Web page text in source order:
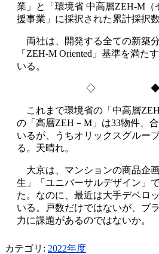
業」と「環境省 中高層ZEH-M（
援事業」に採択された累計採択
両社は、開発する全ての新築
「ZEH-M Oriented」基準を満た
いる。
◇
これまで環境省の「中高層
の「高層ZEH－M」は33物件、
いるが、うちオリックスグルー
る。天晴れ。
大京は、マンションの商品企
生」「ユニバーサルデザイン」
た。なのに、最近は大手デベロ
いる。戸数だけではないが、ブ
力に課題があるのではないか。
カテゴリ: 2022年度